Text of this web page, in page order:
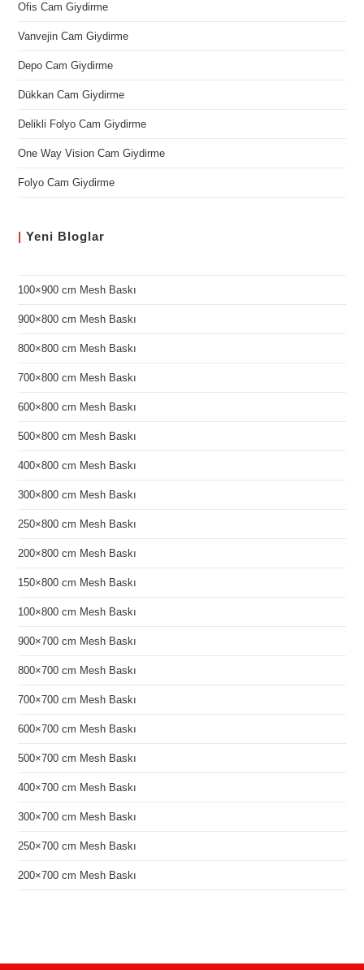
Ofis Cam Giydirme
Vanvejin Cam Giydirme
Depo Cam Giydirme
Dükkan Cam Giydirme
Delikli Folyo Cam Giydirme
One Way Vision Cam Giydirme
Folyo Cam Giydirme
| Yeni Bloglar
100×900 cm Mesh Baskı
900×800 cm Mesh Baskı
800×800 cm Mesh Baskı
700×800 cm Mesh Baskı
600×800 cm Mesh Baskı
500×800 cm Mesh Baskı
400×800 cm Mesh Baskı
300×800 cm Mesh Baskı
250×800 cm Mesh Baskı
200×800 cm Mesh Baskı
150×800 cm Mesh Baskı
100×800 cm Mesh Baskı
900×700 cm Mesh Baskı
800×700 cm Mesh Baskı
700×700 cm Mesh Baskı
600×700 cm Mesh Baskı
500×700 cm Mesh Baskı
400×700 cm Mesh Baskı
300×700 cm Mesh Baskı
250×700 cm Mesh Baskı
200×700 cm Mesh Baskı